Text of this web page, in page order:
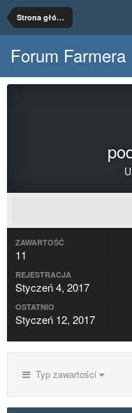
Strona główna
Forum Farmera
ZAWARTOŚĆ
11
REJESTRACJA
Styczeń 4, 2017
OSTATNIO
Styczeń 12, 2017
Typ zawartości